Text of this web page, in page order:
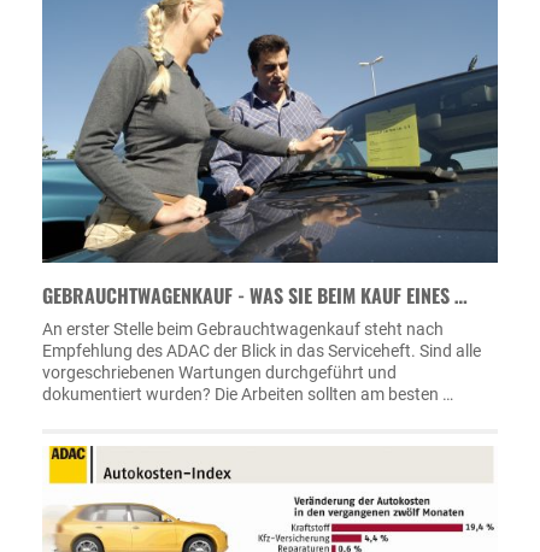
GEBRAUCHTWAGENKAUF - WAS SIE BEIM KAUF EINES …
An erster Stelle beim Gebrauchtwagenkauf steht nach
Empfehlung des ADAC der Blick in das Serviceheft. Sind alle
vorgeschriebenen Wartungen durchgeführt und
dokumentiert wurden? Die Arbeiten sollten am besten …